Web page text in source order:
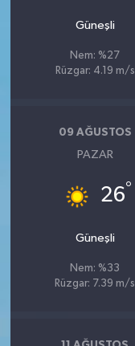
Güneşli
Nem: %27
Rüzgar: 4.19 m/s
09 AĞUSTOS
PAZAR
26°
Güneşli
Nem: %33
Rüzgar: 7.39 m/s